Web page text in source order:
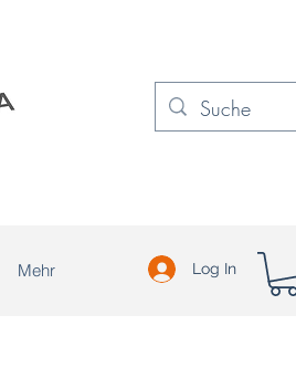
Mehr Log In